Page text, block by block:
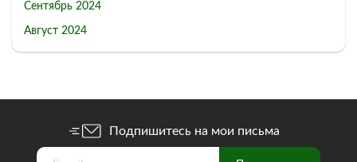
Сентябрь 2024
Август 2024
Подпишитесь на мои письма